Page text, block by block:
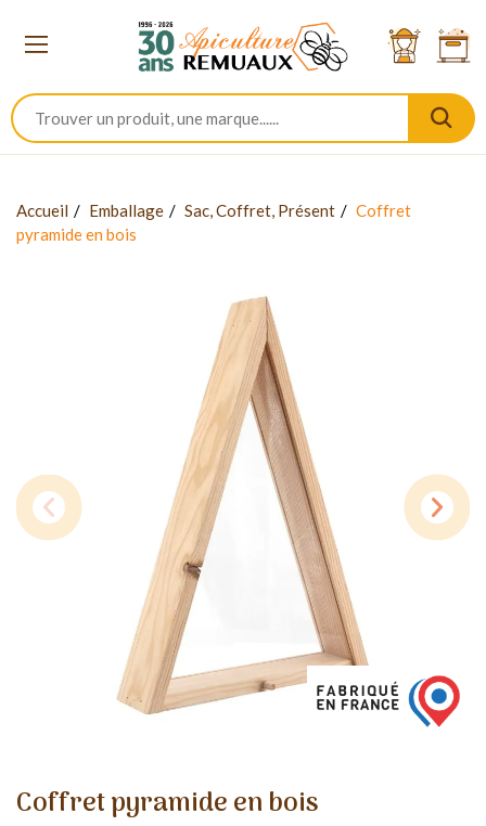
Accueil Emballage Sac, Coffret, Présent
Coffret
pyramide en bois
Coffret pyramide en bois